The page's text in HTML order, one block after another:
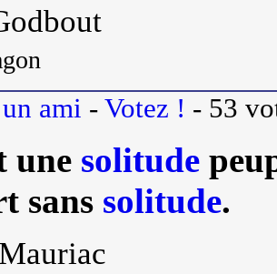
ami - Votez ! - 53
une solitude
sans solitude.